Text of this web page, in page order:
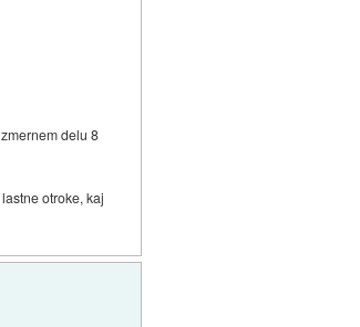
delu 8
otroke, kaj